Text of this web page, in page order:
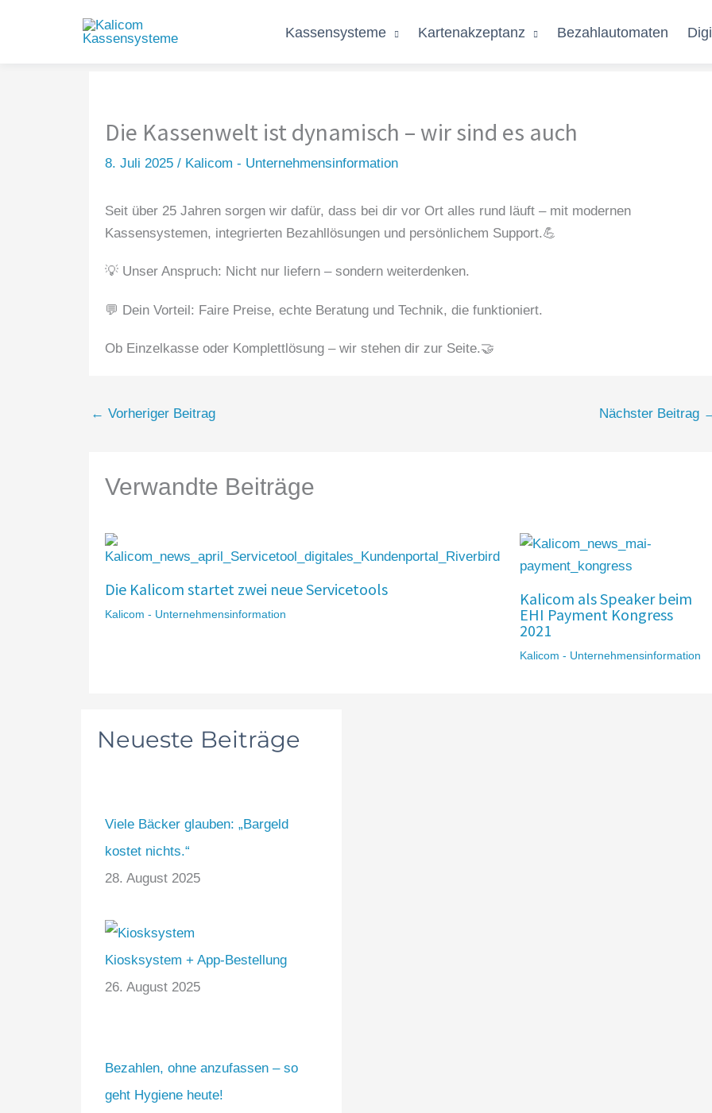
Kassensysteme Kartenakzeptanz Bezahlautomaten
Die Kassenwelt ist dynamisch – wir sind es auch
8. Juli 2025 / Kalicom - Unternehmensinformation
Seit über 25 Jahren sorgen wir dafür, dass bei dir vor Ort alles rund läuft – mit modernen
Kassensystemen, integrierten Bezahllösungen und persönlichem Support.💪
💡 Unser Anspruch: Nicht nur liefern – sondern weiterdenken.
💬 Dein Vorteil: Faire Preise, echte Beratung und Technik, die funktioniert.
Ob Einzelkasse oder Komplettlösung – wir stehen dir zur Seite.🤝
← Vorheriger Beitrag Nächster Beitrag
Verwandte Beiträge
Die Kalicom startet zwei neue Servicetools
Kalicom - Unternehmensinformation
Kalicom als Speaker beim
EHI Payment Kongress
2021
Kalicom - Unternehmensinformation
Neueste Beiträge
Viele Bäcker glauben: „Bargeld
kostet nichts.“
28. August 2025
Kiosksystem + App-Bestellung
26. August 2025
Bezahlen, ohne anzufassen – so
geht Hygiene heute!